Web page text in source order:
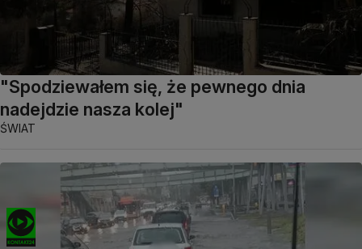
"Spodziewałem się, że pewnego dnia
nadejdzie nasza kolej"
ŚWIAT